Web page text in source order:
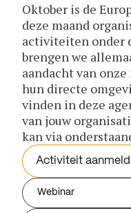
Oktober is de
deze maand
activiteiten onder
brengen we
aandacht van
hun directe
vinden in deze
van jouw
kan via
Activiteit
Webinar